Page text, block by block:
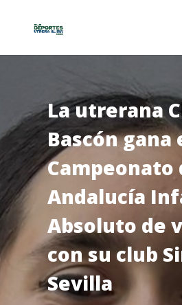
La utrerana
Bascón gana
Campeonato
Andalucía
Absoluto de
con su club
Sevilla